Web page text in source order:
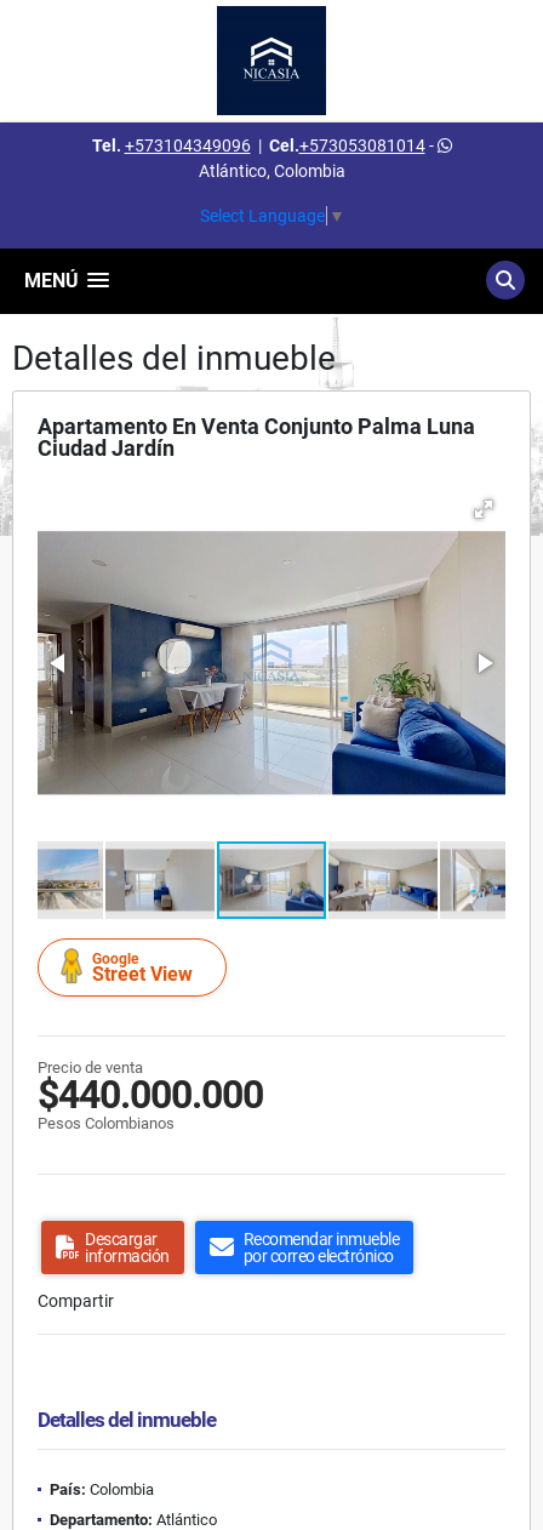
Tel. +573104349096| Cel.+573053081014-
Atlántico, Colombia
Select Language ▼
MENÚ
Detalles del inmueble
Apartamento En Venta Conjunto Palma Luna
Ciudad Jardín
Google
Street View
Precio de venta
$440.000.000
Pesos Colombianos
Descargar
información
Recomendar inmueble
por correo electrónico
Compartir
Detalles del inmueble
País: Colombia
Departamento: Atlántico